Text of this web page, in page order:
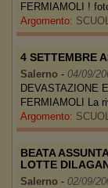
FERMIAMOLI !
Argomento:
4 SETTEMBRE
Salerno - 04/09/
DEVASTAZIONE
FERMIAMOLI La
Argomento:
BEATA
LOTTE
Salerno - 02/09/